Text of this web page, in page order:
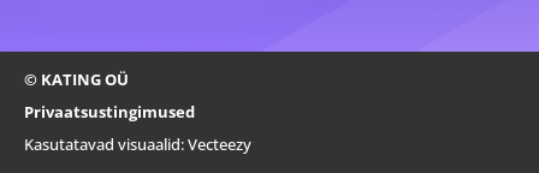
© KATING OÜ
Privaatsustingimused
Kasutatavad visuaalid:Vecteezy